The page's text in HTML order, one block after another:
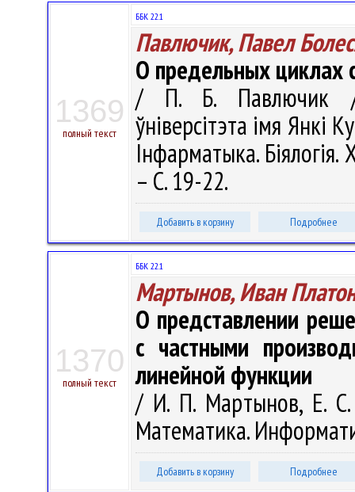
1369
полный текст
ББК 22.1
Павлючик, Павел
О предельных циклах
/ П. Б. Павлючик //
ўніверсітэта імя Янкі
Інфарматыка.
– С. 19-22.
Добавить в корзину Подробнее
1370
полный текст
ББК 22.1
Мартынов, Иван
О представлении
с частными
линейной функции
/ И. П. Мартынов, Е.
Математика.
Добавить в корзину Подробнее